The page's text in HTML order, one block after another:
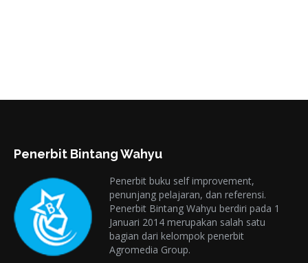
Penerbit Bintang Wahyu
Penerbit buku self improvement,
penunjang pelajaran, dan referensi.
Penerbit Bintang Wahyu berdiri pada 1
Januari 2014 merupakan salah satu
bagian dari kelompok penerbit
Agromedia Group.